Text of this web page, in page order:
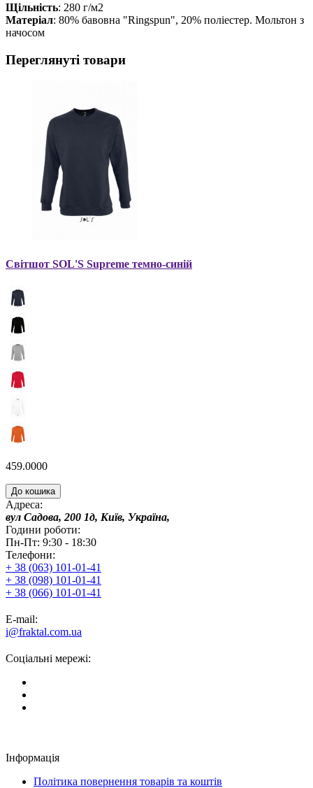
Щільність: 280 г/м2
Матеріал: 80% бавовна "Ringspun", 20% поліестер. Мольтон з
начосом
Переглянуті товари
Світшот SOL'S Supreme темно-синій
459.0000
До кошика
Адреса:
вул Садова, 200 1д, Київ, Україна,
Години роботи:
Пн-Пт: 9:30 - 18:30
Телефони:
+ 38 (063) 101-01-41
+ 38 (098) 101-01-41
+ 38 (066) 101-01-41
E-mail:
i@fraktal.com.ua
Соціальні мережі:
Інформація
Політика повернення товарів та коштів